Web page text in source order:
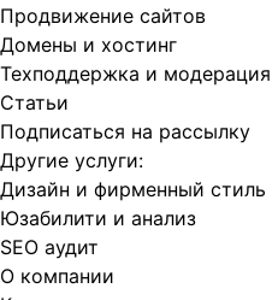
Продвижение сайтов
Домены и хостинг
Техподдержка и модерация
Статьи
Подписаться на рассылку
Другие услуги:
Дизайн и фирменный стиль
Юзабилити и анализ
SEO аудит
О компании